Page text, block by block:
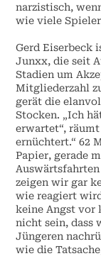
narzistisch,
wie viele
Gerd Eiserbeck
Junxx, die seit
Stadien um
Mitgliederzahl
gerät die
Stocken. „Ich
erwartet“,
ernüchtert.“ 62
Papier, gerade
zeigen wir gar
wie reagiert
keine Angst vor
nicht sein, dass
Jüngeren
wie die